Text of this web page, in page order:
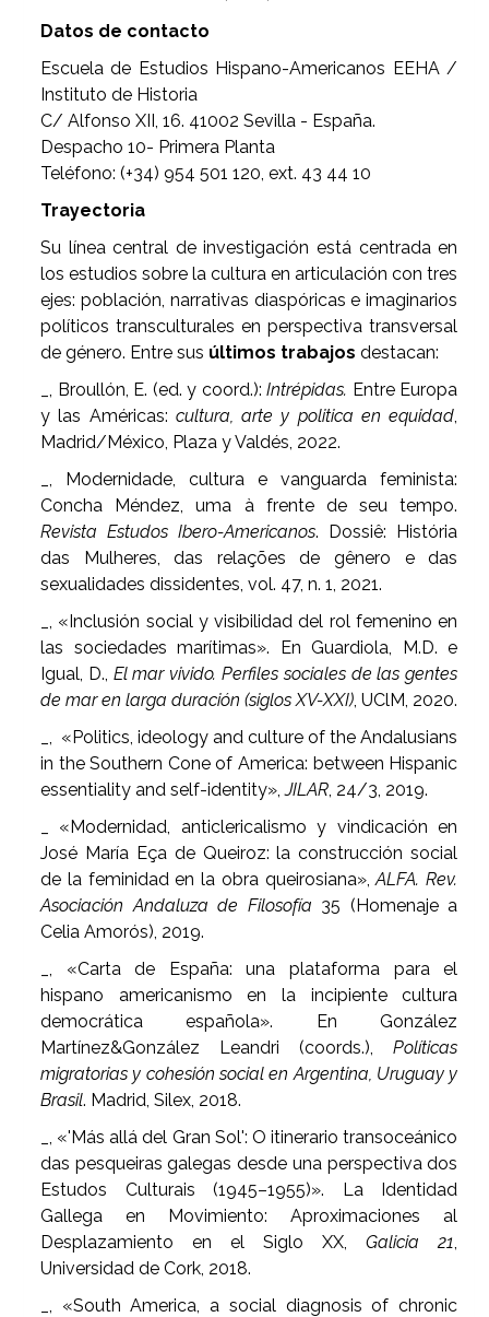
Datos de contacto
Escuela de Estudios Hispano-Americanos EEHA /
Instituto de Historia
C/ Alfonso XII, 16. 41002 Sevilla - España.
Despacho 10- Primera Planta
Teléfono: (+34) 954 501 120, ext. 43 44 10
Trayectoria
Su línea central de investigación está centrada en
los estudios sobre la cultura en articulación con tres
ejes: población, narrativas diaspóricas e imaginarios
políticos transculturales en perspectiva transversal
de género. Entre sus últimos trabajos destacan:
_, Broullón, E. (ed. y coord.):Intrépidas. Entre Europa
y las Américas: cultura, arte y politica en equidad,
Madrid/México, Plaza y Valdés, 2022.
_, Modernidade, cultura e vanguarda feminista:
Concha Méndez, uma à frente de seu tempo.
Revista Estudos Ibero-Americanos. Dossiê: História
das Mulheres, das relações de gênero e das
sexualidades dissidentes, vol. 47, n. 1, 2021.
_, «Inclusión social y visibilidad del rol femenino en
las sociedades marítimas». En Guardiola, M.D. e
Igual, D., El mar vivido. Perfiles sociales de las gentes
de mar en larga duración (siglos XV-XXI), UClM, 2020.
_, «Politics, ideology and culture of the Andalusians
in the Southern Cone of America: between Hispanic
essentiality and self-identity»,JILAR, 24/3, 2019.
_ «Modernidad, anticlericalismo y vindicación en
José María Eça de Queiroz: la construcción social
de la feminidad en la obra queirosiana»,ALFA. Rev.
Asociación Andaluza de Filosofía 35 (Homenaje a
Celia Amorós), 2019.
_, «Carta de España: una plataforma para el
hispano americanismo en la incipiente cultura
democrática española». En González
Martínez&González Leandri (coords.),Políticas
migratorias y cohesión social en Argentina, Uruguay y
Brasil. Madrid, Silex, 2018.
_, «'Más allá del Gran Sol': O itinerario transoceánico
das pesqueiras galegas desde una perspectiva dos
Estudos Culturais (1945–1955)». La Identidad
Gallega en Movimiento: Aproximaciones al
Desplazamiento en el Siglo XX,Galicia 21,
Universidad de Cork, 2018.
_, «South America, a social diagnosis of chronic